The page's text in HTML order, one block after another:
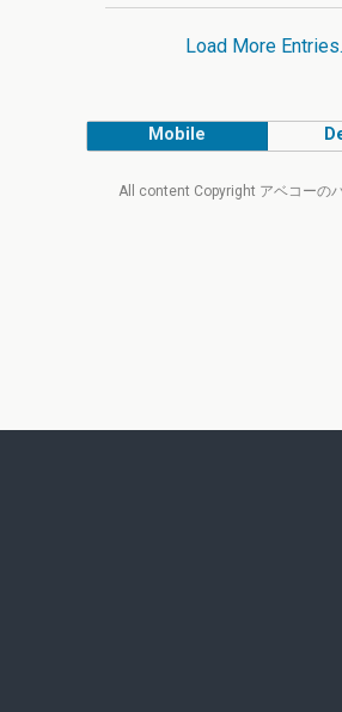
Load More
Mobile
All content Copyright アベコーの